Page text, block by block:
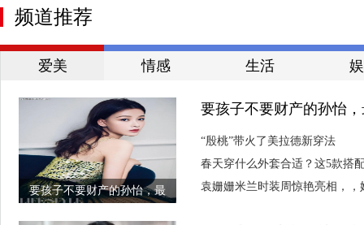
频道推荐
爱美 情感 生活
要孩子不要财产的孙怡，最
要孩子不要财产的孙怡
“殷桃”带火了美拉德新穿法
春天穿什么外套合适？这5款搭
袁姗姗米兰时装周惊艳亮相，